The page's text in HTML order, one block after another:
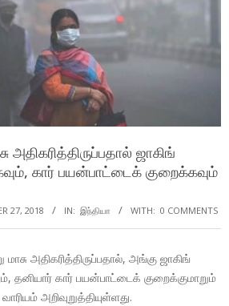
அதிகரித்திருப்பதால் ஜாகிங்
கார் பயன்பாட்டைக் குறைக்கவும்
27, 2018 IN: இந்தியா WITH: 0 COMMENTS
அதிகரித்திருப்பதால், அங்கு ஜாகிங்
தனியார் கார் பயன்பாட்டைக் குறைக்குமாறும்
அறிவுறுத்தியுள்ளது.